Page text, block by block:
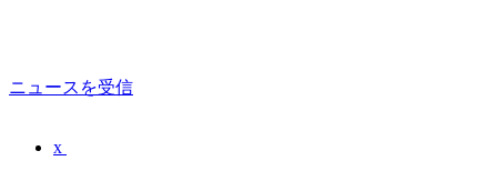
ニュースを受信
x